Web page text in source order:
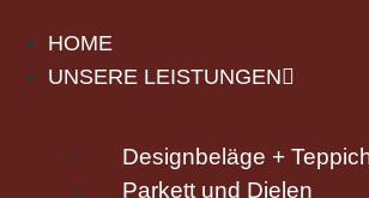
HOME
UNSERE LEISTUNGEN
Designbeläge +
Parkett und Dielen